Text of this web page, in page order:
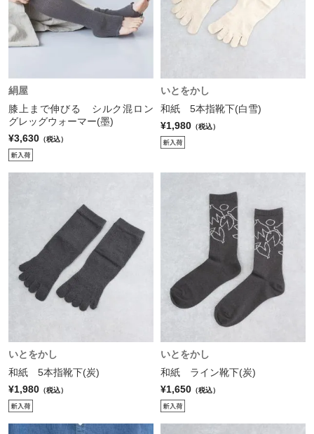
絹屋
膝上まで伸びる シルク混ロン
グレッグウォーマー(墨)
¥3,630 （税込）
いとをかし
和紙 5本指靴下(白雪)
¥1,980 （税込）
いとをかし
和紙 5本指靴下(炭)
¥1,980 （税込）
いとをかし
和紙 ライン靴下(炭)
¥1,650 （税込）